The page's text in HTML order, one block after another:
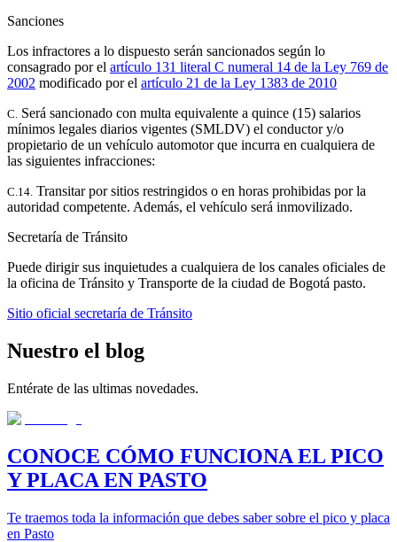
Sanciones
Los infractores a lo dispuesto serán sancionados según lo
consagrado por el artículo 131 literal C numeral 14 de la Ley 769 de
2002 modificado por el artículo 21 de la Ley 1383 de 2010
C. Será sancionado con multa equivalente a quince (15) salarios
mínimos legales diarios vigentes (SMLDV) el conductor y/o
propietario de un vehículo automotor que incurra en cualquiera de
las siguientes infracciones:
C.14. Transitar por sitios restringidos o en horas prohibidas por la
autoridad competente. Además, el vehículo será inmovilizado.
Secretaría de Tránsito
Puede dirigir sus inquietudes a cualquiera de los canales oficiales de
la oficina de Tránsito y Transporte de la ciudad de Bogotá pasto.
Sitio oficial secretaría de Tránsito
Nuestro el blog
Entérate de las ultimas novedades.
CONOCE CÓMO FUNCIONA EL PICO
Y PLACA EN PASTO
Te traemos toda la información que debes saber sobre el pico y placa
en Pasto